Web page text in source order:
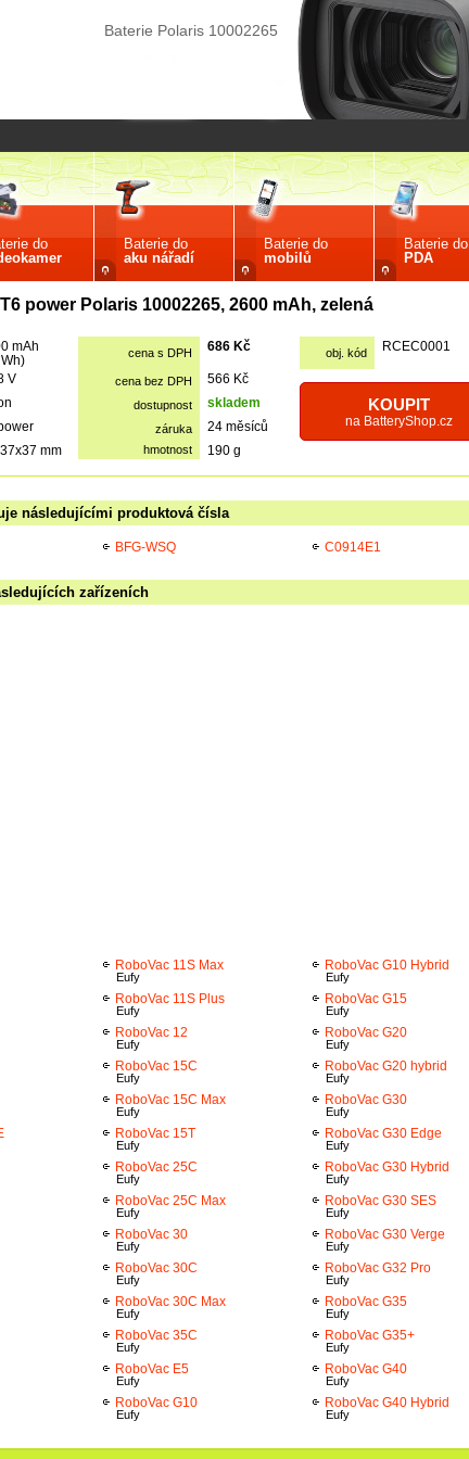
Baterie Polaris 10002265
do
Baterie do
aku nářadí
Baterie do
mobilů
Baterie do
PDA
power Polaris 10002265, 2600 mAh, zelená
mAh
cena s DPH 686 Kč obj. kód RCEC0001
V cena bez DPH 566 Kč
KOUPIT
na BatteryShop.cz
dostupnost skladem
záruka 24 měsíců
mm hmotnost 190 g
následujícími produktová čísla
BFG-WSQ C0914E1
zařízeních
RoboVac 11S Max
Eufy
RoboVac 11S Plus
Eufy
RoboVac 12
Eufy
RoboVac 15C
Eufy
RoboVac 15C Max
Eufy
RoboVac 15T
Eufy
RoboVac 25C
Eufy
RoboVac 25C Max
Eufy
RoboVac 30
Eufy
RoboVac 30C
Eufy
RoboVac 30C Max
Eufy
RoboVac 35C
Eufy
RoboVac E5
Eufy
RoboVac G10
Eufy
RoboVac G10 Hybrid
Eufy
RoboVac G15
Eufy
RoboVac G20
Eufy
RoboVac G20 hybrid
Eufy
RoboVac G30
Eufy
RoboVac G30 Edge
Eufy
RoboVac G30 Hybrid
Eufy
RoboVac G30 SES
Eufy
RoboVac G30 Verge
Eufy
RoboVac G32 Pro
Eufy
RoboVac G35
Eufy
RoboVac G35+
Eufy
RoboVac G40
Eufy
RoboVac G40 Hybrid
Eufy